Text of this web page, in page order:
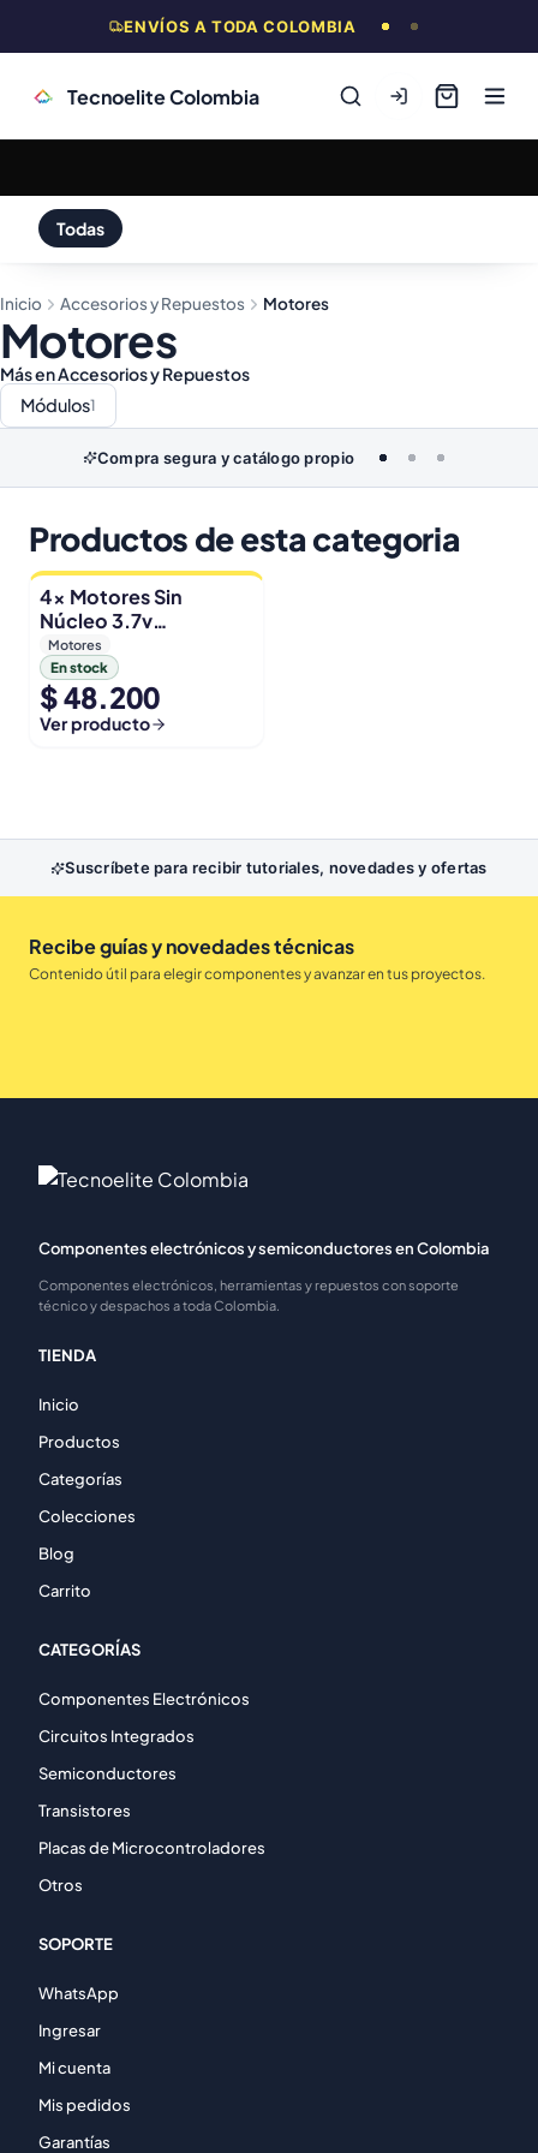
ENVÍOS A TODA COLOMBIA
Tecnoelite Colombia
Todas
Inicio Accesorios y Repuestos Motores
Motores
Más en Accesorios y Repuestos
Módulos1
Compra segura y catálogo propio
Productos de esta categoria
4x Motores Sin
Núcleo 3.7v
50,000rpm Con
Helices Micro Fpv
Motores
En stock
$ 48.200
Ver producto
Suscríbete para recibir tutoriales, novedades y ofertas
Recibe guías y novedades técnicas
Contenido útil para elegir componentes y avanzar en tus proyectos.
Componentes electrónicos y semiconductores en Colombia
Componentes electrónicos, herramientas y repuestos con soporte
técnico y despachos a toda Colombia.
TIENDA
Inicio
Productos
Categorías
Colecciones
Blog
Carrito
CATEGORÍAS
Componentes Electrónicos
Circuitos Integrados
Semiconductores
Transistores
Placas de Microcontroladores
Otros
SOPORTE
WhatsApp
Ingresar
Mi cuenta
Mis pedidos
Garantías